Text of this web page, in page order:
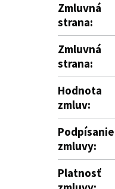
Zmluvná
strana:
Zmluvná
strana:
Hodnota
zmluv:
Podpísanie
zmluvy:
Platnosť